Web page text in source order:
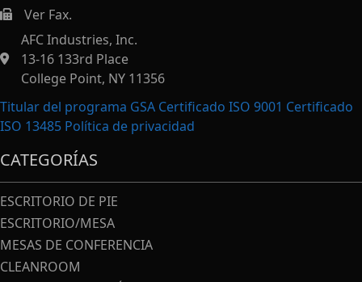
https://afcindustries.com/contact/#:~:text=Fax
Ver Fax.
AFC Industries, Inc.
13-16 133rd Place
College Point, NY 11356
Titular del programa GSA Certificado ISO 9001 Certificado
ISO 13485 Política de privacidad
CATEGORÍAS
ESCRITORIO DE PIE
ESCRITORIO/MESA
MESAS DE CONFERENCIA
CLEANROOM